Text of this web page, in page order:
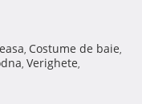
, Costume de baie,
, Verighete,